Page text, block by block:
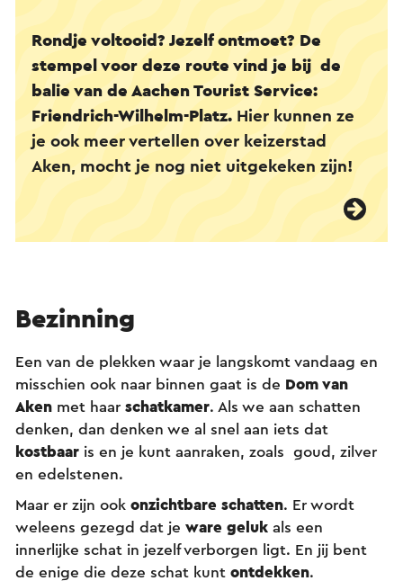
Rondje voltooid? Jezelf ontmoet? De
stempel voor deze route vind je bij de
balie van de Aachen Tourist Service:
Friendrich-Wilhelm-Platz. Hier kunnen ze
je ook meer vertellen over keizerstad
Aken, mocht je nog niet uitgekeken zijn!
Bezinning
Een van de plekken waar je langskomt vandaag en
misschien ook naar binnen gaat is de Dom van
Aken met haar schatkamer. Als we aan schatten
denken, dan denken we al snel aan iets dat
kostbaar is en je kunt aanraken, zoals goud, zilver
en edelstenen.
Maar er zijn ook onzichtbare schatten. Er wordt
weleens gezegd dat je ware geluk als een
innerlijke schat in jezelf verborgen ligt. En jij bent
de enige die deze schat kunt ontdekken.